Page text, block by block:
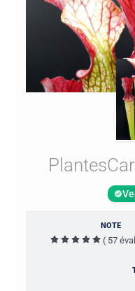
NOTE
( 57